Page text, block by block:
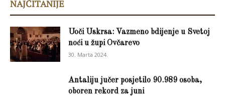
NAJČITANIJE
Uoči Uskrsa: Vazmeno bdijenje u Svetoj
noći u župi Ovčarevo
30. Marta 2024.
Antaliju jučer posjetilo 90.989 osoba,
oboren rekord za juni